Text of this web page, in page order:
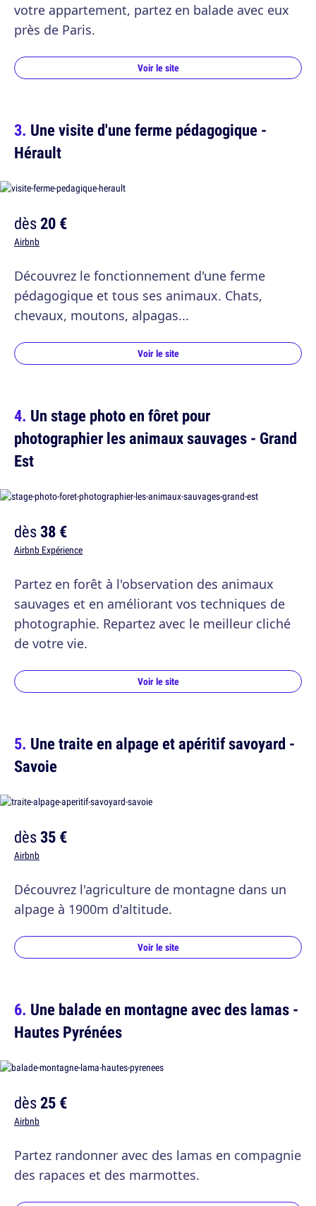
votre appartement, partez en balade avec eux
près de Paris.
Voir le site
Une visite d'une ferme pédagogique -
Hérault
dès20 €
Airbnb
Découvrez le fonctionnement d'une ferme
pédagogique et tous ses animaux. Chats,
chevaux, moutons, alpagas...
Voir le site
Un stage photo en fôret pour
photographier les animaux sauvages - Grand
Est
dès38 €
Airbnb Expérience
Partez en forêt à l'observation des animaux
sauvages et en améliorant vos techniques de
photographie. Repartez avec le meilleur cliché
de votre vie.
Voir le site
Une traite en alpage et apéritif savoyard -
Savoie
dès35 €
Airbnb
Découvrez l'agriculture de montagne dans un
alpage à 1900m d'altitude.
Voir le site
Une balade en montagne avec des lamas -
Hautes Pyrénées
dès25 €
Airbnb
Partez randonner avec des lamas en compagnie
des rapaces et des marmottes.